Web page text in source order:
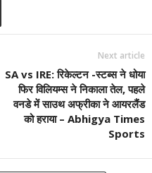
Next article
SA vs IRE: रिकेल्टन -स्टब्स ने धोया
फिर विलियम्स ने निकाला तेल, पहले
वनडे में साउथ अफ्रीका ने आयरलैंड
को हराया – Abhigya Times
Sports